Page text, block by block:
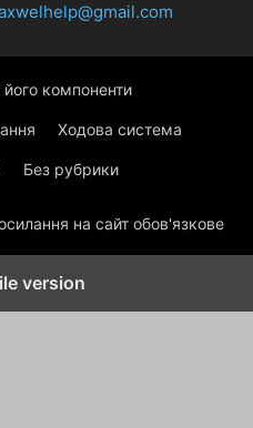
його компоненти
Ходова система
Без рубрики
на сайт обов'язкове
version